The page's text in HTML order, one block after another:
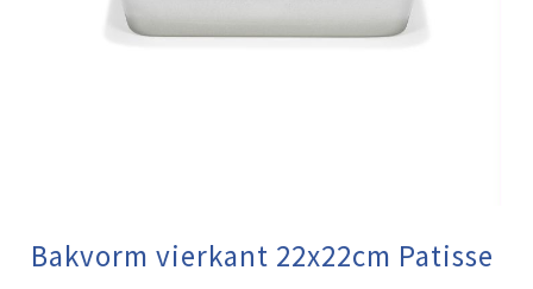
Bakvorm vierkant 22x22cm Patisse